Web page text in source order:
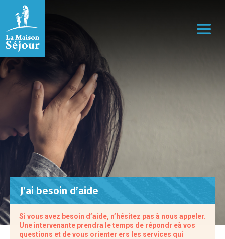
J’ai besoin d’aide
Si vous avez besoin d’aide, n’hésitez pas à nous appeler.
Une intervenante prendra le temps de répondr eà vos
questions et de vous orienter ers les services qui